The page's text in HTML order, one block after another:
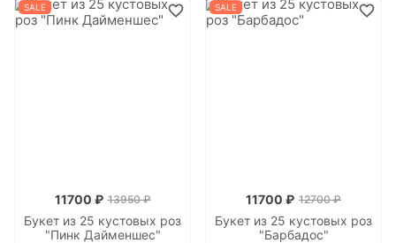
SALE
Букет из 25 кустовых роз
"Пинк Дайменшес"
11700 ₽ 13950 ₽
SALE
Букет из 25 кустовых роз
"Барбадос"
11700 ₽ 12700 ₽